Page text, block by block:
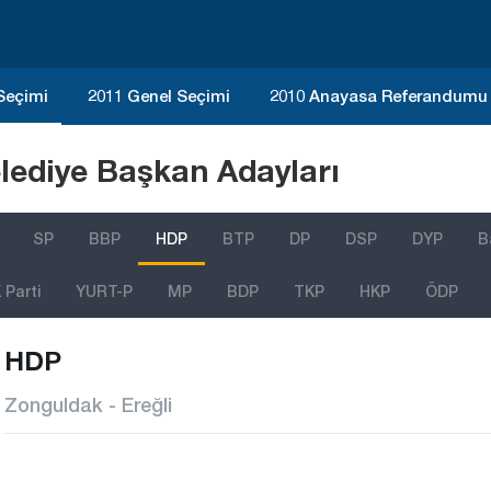
2011 Genel Seçimi 2010 Anayasa Referandumu
Başkan Adayları
SP BBP HDP BTP DP DSP DYP
Parti YURT-P MP BDP TKP HKP ÖDP
HDP
Zonguldak - Ereğli